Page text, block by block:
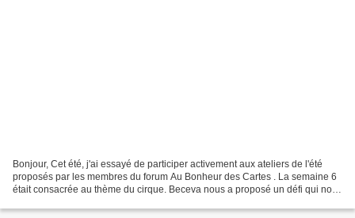
Bonjour, Cet été, j'ai essayé de participer activement aux ateliers de l'été
proposés par les membres du forum Au Bonheur des Cartes . La semaine 6
était consacrée au thème du cirque. Beceva nous a proposé un défi qui nous